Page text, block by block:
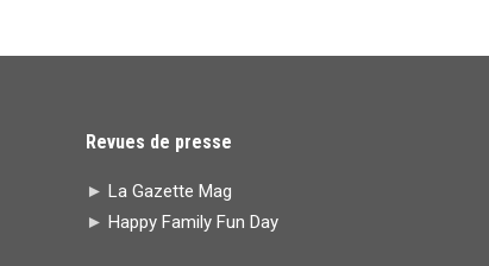
Revues de presse
► La Gazette Mag
► Happy Family Fun Day